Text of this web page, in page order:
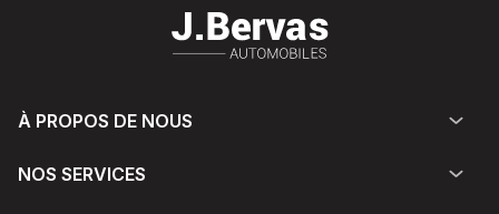
À PROPOS DE NOUS
NOS SERVICES